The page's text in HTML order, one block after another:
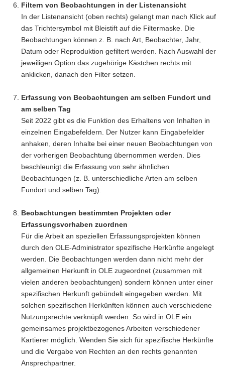
Filtern von Beobachtungen in der Listenansicht
In der Listenansicht (oben rechts) gelangt man nach Klick auf
das Trichtersymbol mit Bleistift auf die Filtermaske. Die
Beobachtungen können z. B. nach Art, Beobachter, Jahr,
Datum oder Reproduktion gefiltert werden. Nach Auswahl der
jeweiligen Option das zugehörige Kästchen rechts mit
anklicken, danach den Filter setzen.
Erfassung von Beobachtungen am selben Fundort und
am selben Tag
Seit 2022 gibt es die Funktion des Erhaltens von Inhalten in
einzelnen Eingabefeldern. Der Nutzer kann Eingabefelder
anhaken, deren Inhalte bei einer neuen Beobachtungen von
der vorherigen Beobachtung übernommen werden. Dies
beschleunigt die Erfassung von sehr ähnlichen
Beobachtungen (z. B. unterschiedliche Arten am selben
Fundort und selben Tag).
Beobachtungen bestimmten Projekten oder
Erfassungsvorhaben zuordnen
Für die Arbeit an speziellen Erfassungsprojekten können
durch den OLE-Administrator spezifische Herkünfte angelegt
werden. Die Beobachtungen werden dann nicht mehr der
allgemeinen Herkunft in OLE zugeordnet (zusammen mit
vielen anderen beobachtungen) sondern können unter einer
spezifischen Herkunft gebündelt eingegeben werden. Mit
solchen spezifischen Herkünften können auch verschiedene
Nutzungsrechte verknüpft werden. So wird in OLE ein
gemeinsames projektbezogenes Arbeiten verschiedener
Kartierer möglich. Wenden Sie sich für spezifische Herkünfte
und die Vergabe von Rechten an den rechts genannten
Ansprechpartner.